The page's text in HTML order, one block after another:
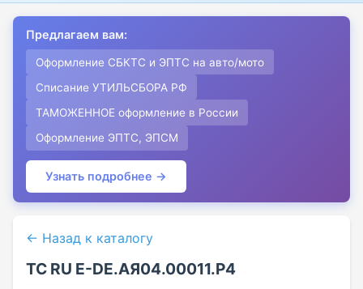
Предлагаем вам:
Оформление СБКТС и ЭПТС на авто/мото
Списание УТИЛЬСБОРА РФ
ТАМОЖЕННОЕ оформление в России
Оформление ЭПТС, ЭПСМ
Узнать подробнее →
← Назад к каталогу
ТС RU Е-DE.АЯ04.00011.Р4